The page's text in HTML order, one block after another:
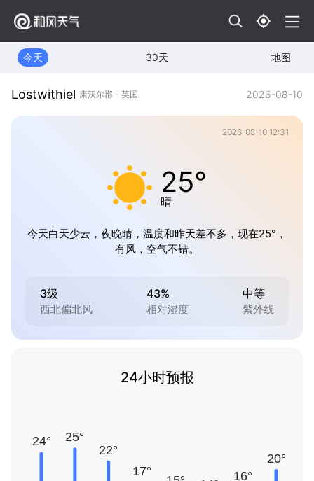
今天 30天 地图
Lostwithiel 康沃尔郡 - 英国 2026-08-10
2026-08-10 12:31
25°
晴
今天白天少云，夜晚晴，温度和昨天差不多，现在25°，
有风，空气不错。
3级
西北偏北风
43%
相对湿度
中等
紫外线
24小时预报